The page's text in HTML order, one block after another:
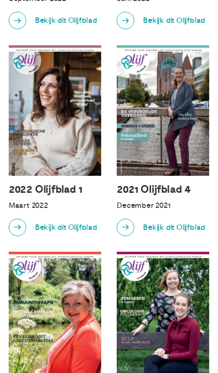
Bekijk dit Olijfblad Bekijk dit Olijfblad
2022 Olijfblad 1
Maart 2022
Bekijk dit Olijfblad
2021 Olijfblad 4
December 2021
Bekijk dit Olijfblad